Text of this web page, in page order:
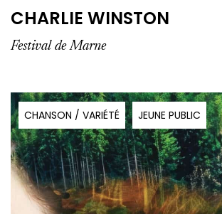
CHARLIE WINSTON
Festival de Marne
CHANSON / VARIÉTÉ JEUNE PUBLIC